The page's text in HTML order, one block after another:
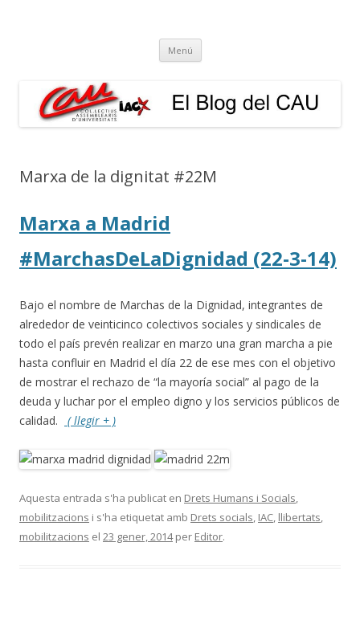
Menú Vés
contingut
Marxa de la dignitat #22M
Marxa a Madrid
#MarchasDeLaDignidad (22-3-14)
Bajo el nombre de Marchas de la Dignidad, integrantes de
alrededor de veinticinco colectivos sociales y sindicales de
todo el país prevén realizar en marzo una gran marcha a pie
hasta confluir en Madrid el día 22 de ese mes con el objetivo
de mostrar el rechazo de “la mayoría social” al pago de la
deuda y luchar por el empleo digno y los servicios públicos de
calidad.
( llegir + )
Aquesta entrada s'ha publicat en Drets Humans i Socials
mobilitzacions i s'ha etiquetat amb Drets socials IAC llibertats
mobilitzacions el 23 gener, 2014per Editor.